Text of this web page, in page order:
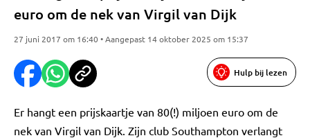
euro om de nek van Virgil van Dijk
27 juni 2017 om 16:40 • Aangepast 14 oktober 2025 om 15:37
Hulp bij lezen
Er hangt een prijskaartje van 80(!) miljoen euro om de
nek van Virgil van Dijk. Zijn club Southampton verlangt